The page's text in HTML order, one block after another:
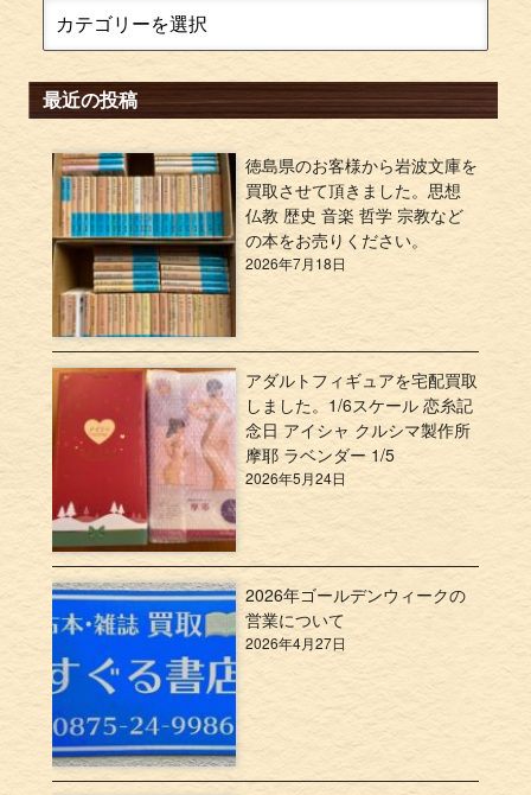
最近の投稿
徳島県のお客様から岩波文庫を
買取させて頂きました。思想
仏教 歴史 音楽 哲学 宗教など
の本をお売りください。
2026年7月18日
アダルトフィギュアを宅配買取
しました。1/6スケール 恋糸記
念日 アイシャ クルシマ製作所
摩耶 ラベンダー 1/5
2026年5月24日
2026年ゴールデンウィークの
営業について
2026年4月27日